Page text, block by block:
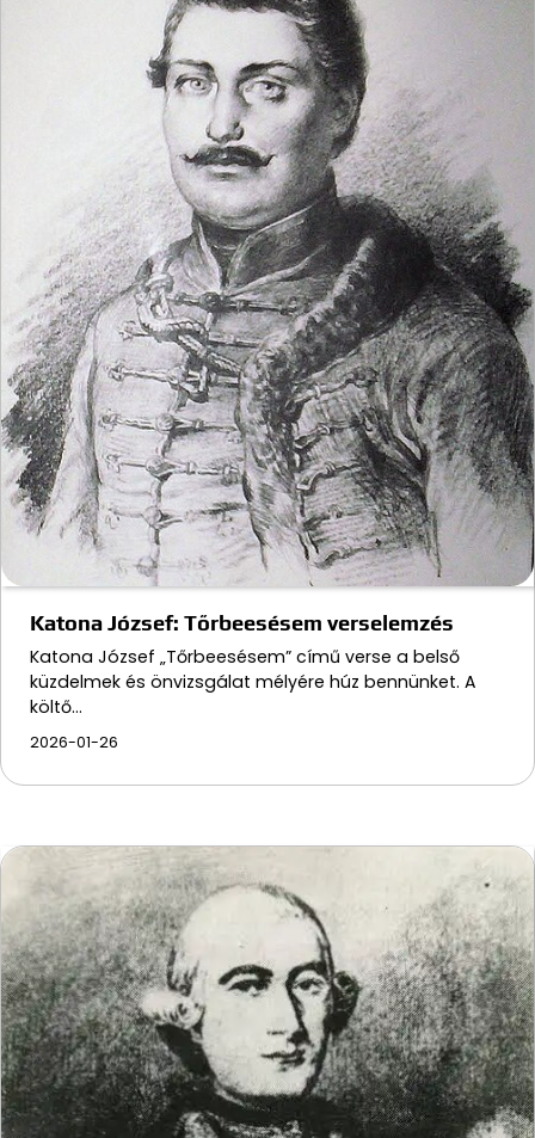
Katona József: Tőrbeesésem verselemzés
Katona József „Tőrbeesésem” című verse a belső
küzdelmek és önvizsgálat mélyére húz bennünket. A
költő…
2026-01-26